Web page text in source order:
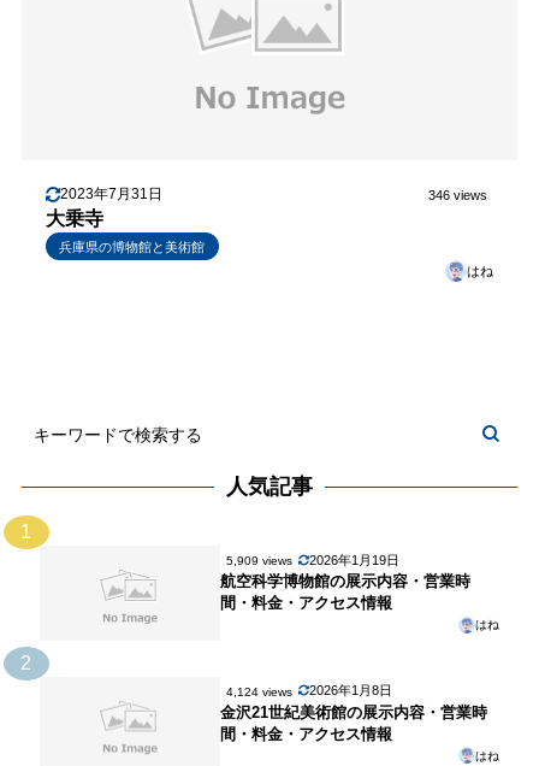
2023年7月31日 346 views
大乗寺
兵庫県の博物館と美術館
はね
人気記事
1
5,909 views 2026年1月19日
航空科学博物館の展示内容・営業時
間・料金・アクセス情報
はね
2
4,124 views 2026年1月8日
金沢21世紀美術館の展示内容・営業時
間・料金・アクセス情報
はね